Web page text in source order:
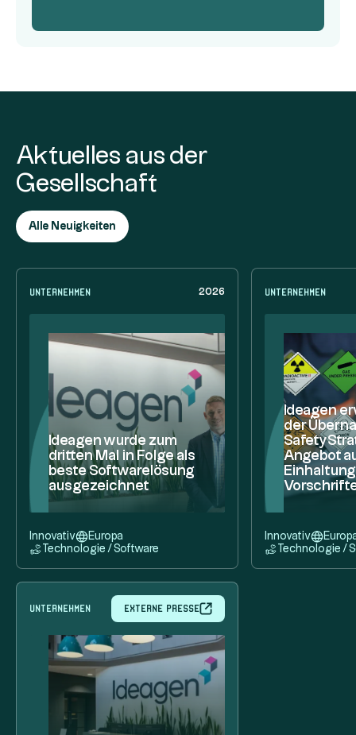
Aktuelles aus der
Gesellschaft
Alle Neuigkeiten
Unternehmen 2026
Ideagen wurde zum
dritten Mal in Folge als
beste Softwarelösung
ausgezeichnet
Innovativ
Europa
Technologie / Software
Unternehmen
Ideagen
der
Angebot
Innovativ
Technologie /
Unternehmen Externe Presse